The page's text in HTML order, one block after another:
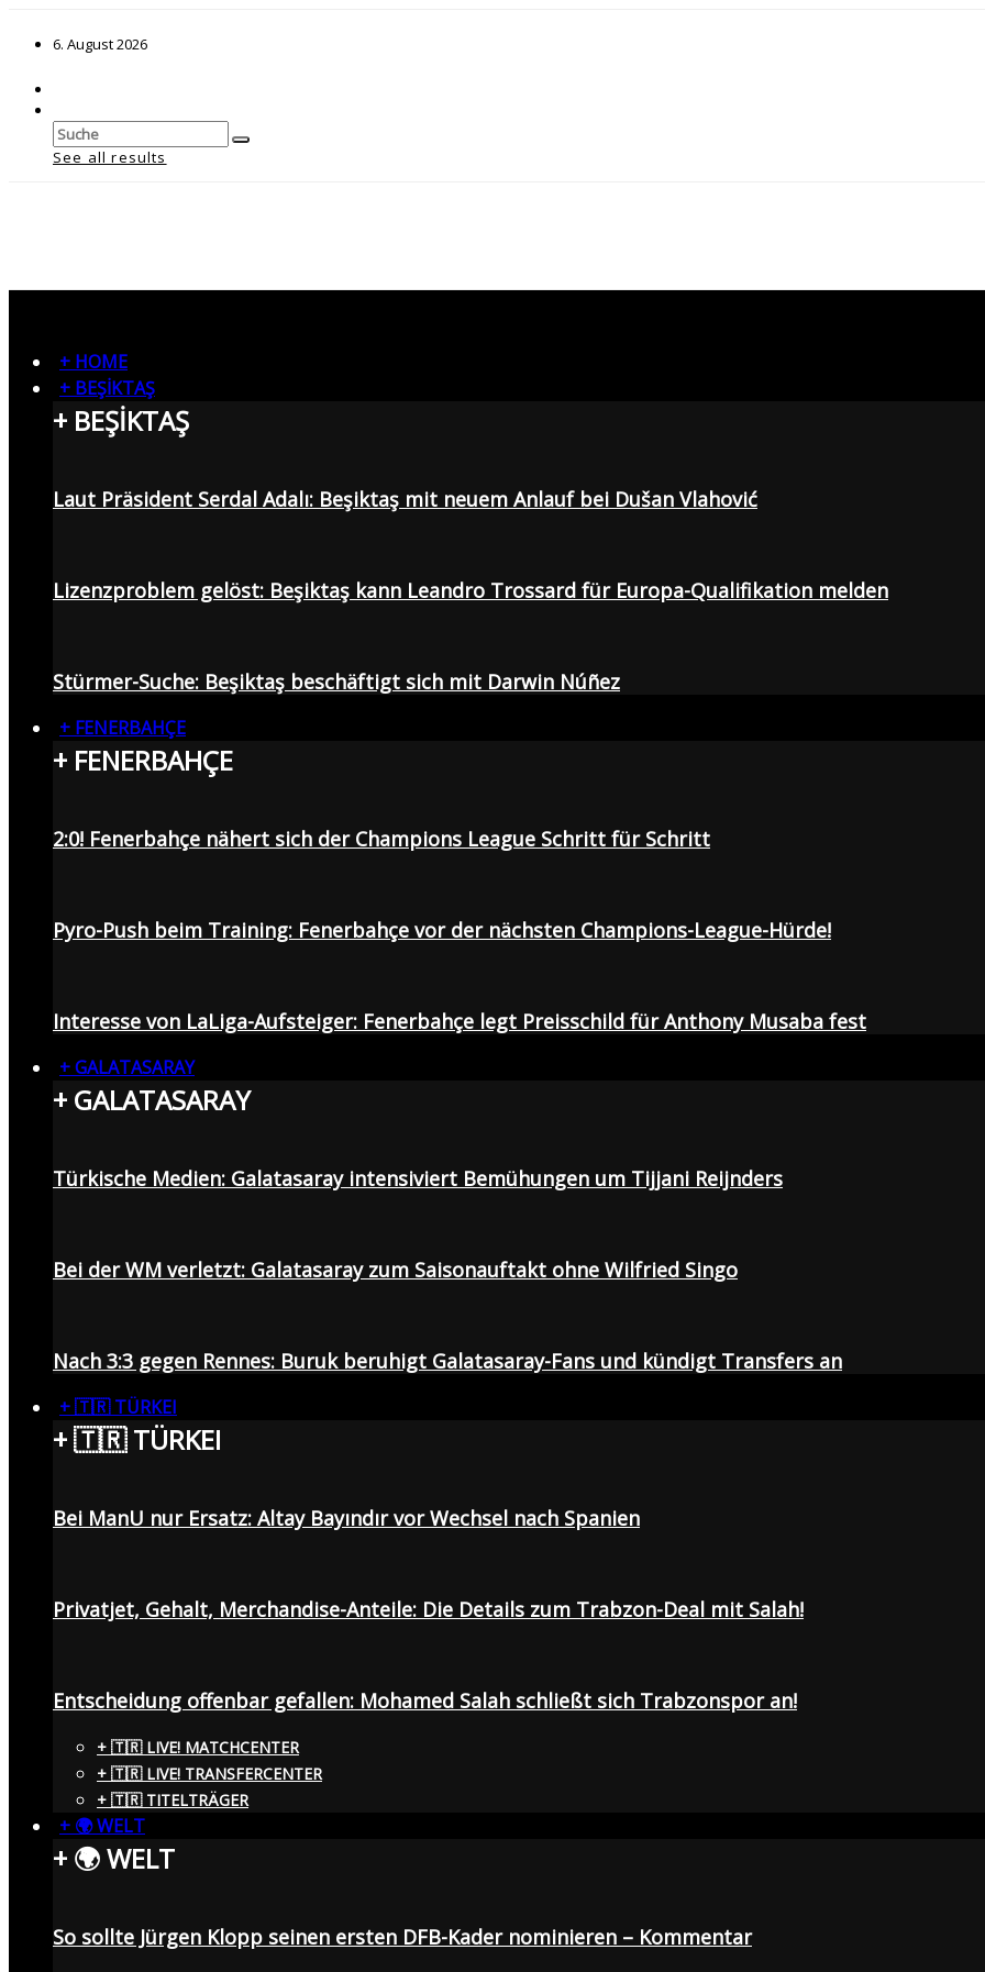
6. August 2026
See all results
+ HOME
+ BEŞİKTAŞ
+ BEŞİKTAŞ
Laut Präsident Serdal Adalı: Beşiktaş mit neuem Anlauf bei Dušan Vlahović
Lizenzproblem gelöst: Beşiktaş kann Leandro Trossard für Europa-Qualifikation melden
Stürmer-Suche: Beşiktaş beschäftigt sich mit Darwin Núñez
+ FENERBAHÇE
+ FENERBAHÇE
2:0! Fenerbahçe nähert sich der Champions League Schritt für Schritt
Pyro-Push beim Training: Fenerbahçe vor der nächsten Champions-League-Hürde!
Interesse von LaLiga-Aufsteiger: Fenerbahçe legt Preisschild für Anthony Musaba fest
+ GALATASARAY
+ GALATASARAY
Türkische Medien: Galatasaray intensiviert Bemühungen um Tijjani Reijnders
Bei der WM verletzt: Galatasaray zum Saisonauftakt ohne Wilfried Singo
Nach 3:3 gegen Rennes: Buruk beruhigt Galatasaray-Fans und kündigt Transfers an
+ 🇹🇷 TÜRKEI
+ 🇹🇷 TÜRKEI
Bei ManU nur Ersatz: Altay Bayındır vor Wechsel nach Spanien
Privatjet, Gehalt, Merchandise-Anteile: Die Details zum Trabzon-Deal mit Salah!
Entscheidung offenbar gefallen: Mohamed Salah schließt sich Trabzonspor an!
+ 🇹🇷 LIVE! MATCHCENTER
+ 🇹🇷 LIVE! TRANSFERCENTER
+ 🇹🇷 TITELTRÄGER
+ 🌍 WELT
+ 🌍 WELT
So sollte Jürgen Klopp seinen ersten DFB-Kader nominieren – Kommentar